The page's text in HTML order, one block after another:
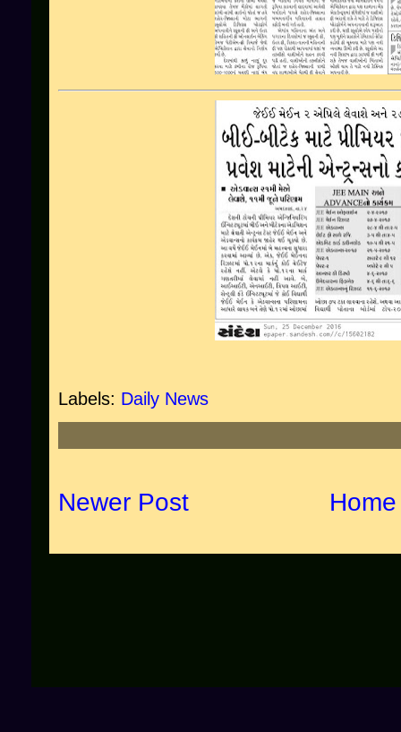
Labels: Daily News
Newer Post Home